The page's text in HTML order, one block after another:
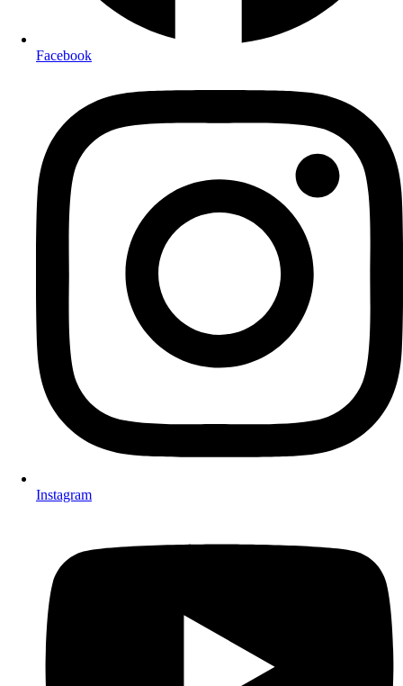
Facebook
Instagram